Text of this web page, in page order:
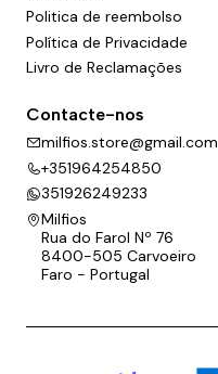
Politica de reembolso
Política de Privacidade
Livro de Reclamações
Contacte-nos
milfios.store@gmail.com
+351964254850
351926249233
Milfios
Rua do Farol Nº 76
8400-505 Carvoeiro
Faro - Portugal